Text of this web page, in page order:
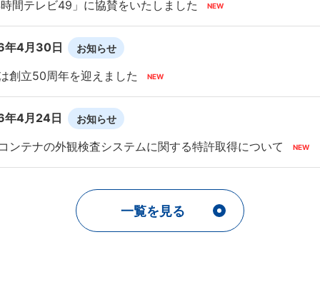
間テレビ49」に協賛をいたしました
年4月30日 お知らせ
創立50周年を迎えました
4月24日 お知らせ
ンテナの外観検査システムに関する特許取得について
一覧を見る